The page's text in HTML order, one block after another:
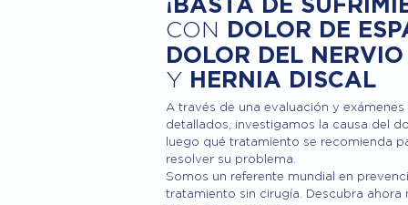
CON DOLOR DE
DOLOR DEL
Y HERNIA DISCAL
A través de una evaluación y exámenes
detallados, investigamos la causa del
luego qué tratamiento se recomienda
resolver su problema.
Somos un referente mundial en
tratamiento sin cirugía. Descubra ahora